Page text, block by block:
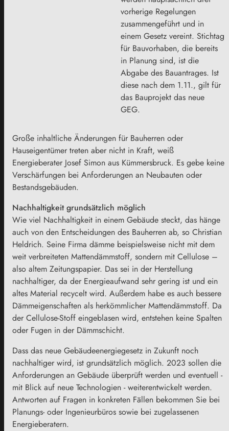
vorherige Regelungen
zusammengeführt und in
einem Gesetz vereint. Stichtag
für Bauvorhaben, die bereits
in Planung sind, ist die
Abgabe des Bauantrages. Ist
diese nach dem 1.11., gilt für
das Bauprojekt das neue
GEG.
Große inhaltliche Änderungen für Bauherren oder
Hauseigentümer treten aber nicht in Kraft, weiß
Energieberater Josef Simon aus Kümmersbruck. Es gebe keine
Verschärfungen bei Anforderungen an Neubauten oder
Bestandsgebäuden.
Nachhaltigkeit grundsätzlich möglich
Wie viel Nachhaltigkeit in einem Gebäude steckt, das hänge
auch von den Entscheidungen des Bauherren ab, so Christian
Heldrich. Seine Firma dämme beispielsweise nicht mit dem
weit verbreiteten Mattendämmstoff, sondern mit Cellulose –
also altem Zeitungspapier. Das sei in der Herstellung
nachhaltiger, da der Energieaufwand sehr gering ist und ein
altes Material recycelt wird. Außerdem habe es auch bessere
Dämmeigenschaften als herkömmlicher Mattendämmstoff. Da
der Cellulose-Stoff eingeblasen wird, entstehen keine Spalten
oder Fugen in der Dämmschicht.
Dass das neue Gebäudeenergiegesetz in Zukunft noch
nachhaltiger wird, ist grundsätzlich möglich. 2023 sollen die
Anforderungen an Gebäude überprüft werden und eventuell -
mit Blick auf neue Technologien - weiterentwickelt werden.
Antworten auf Fragen in konkreten Fällen bekommen Sie bei
Planungs- oder Ingenieurbüros sowie bei zugelassenen
Energieberatern.